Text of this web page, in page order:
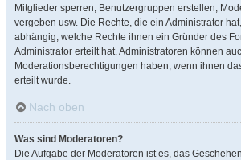
Mitglieder sperren, Benutzergruppen erstellen,
vergeben usw. Die Rechte, die ein Administrator
abhängig, welche Rechte ihnen ein Gründer des
Administrator erteilt hat. Administratoren können
Moderationsberechtigungen haben, wenn ihnen
erteilt wurde.
Nach oben
Was sind Moderatoren?
Die Aufgabe der Moderatoren ist es, das